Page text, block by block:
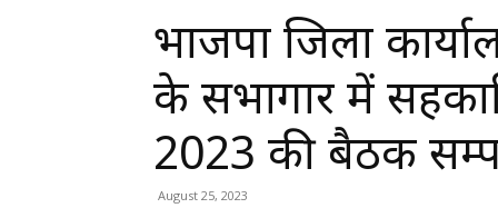
भाजपा जिला
के सभागार में
2023 की बैठक
August 25, 2023